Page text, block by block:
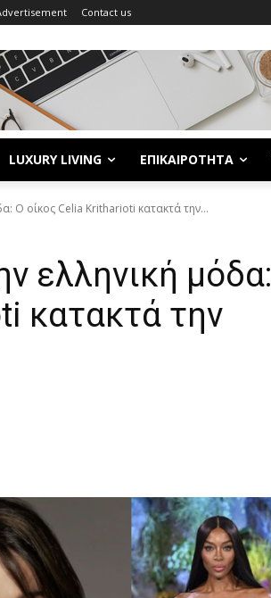
Contact us
LUXURY LIVING ΕΠΙΚΑΙΡΟΤΗΤΑ
Ο οίκος Celia Kritharioti κατακτά την...
ελληνική μόδα:
κατακτά την